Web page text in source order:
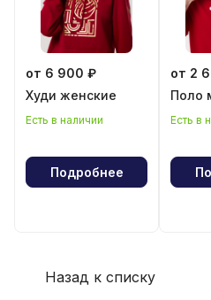
от 6 900 ₽
Худи женские
Есть в наличии
Подробнее
от 2
Поло
Есть в
Назад к списку